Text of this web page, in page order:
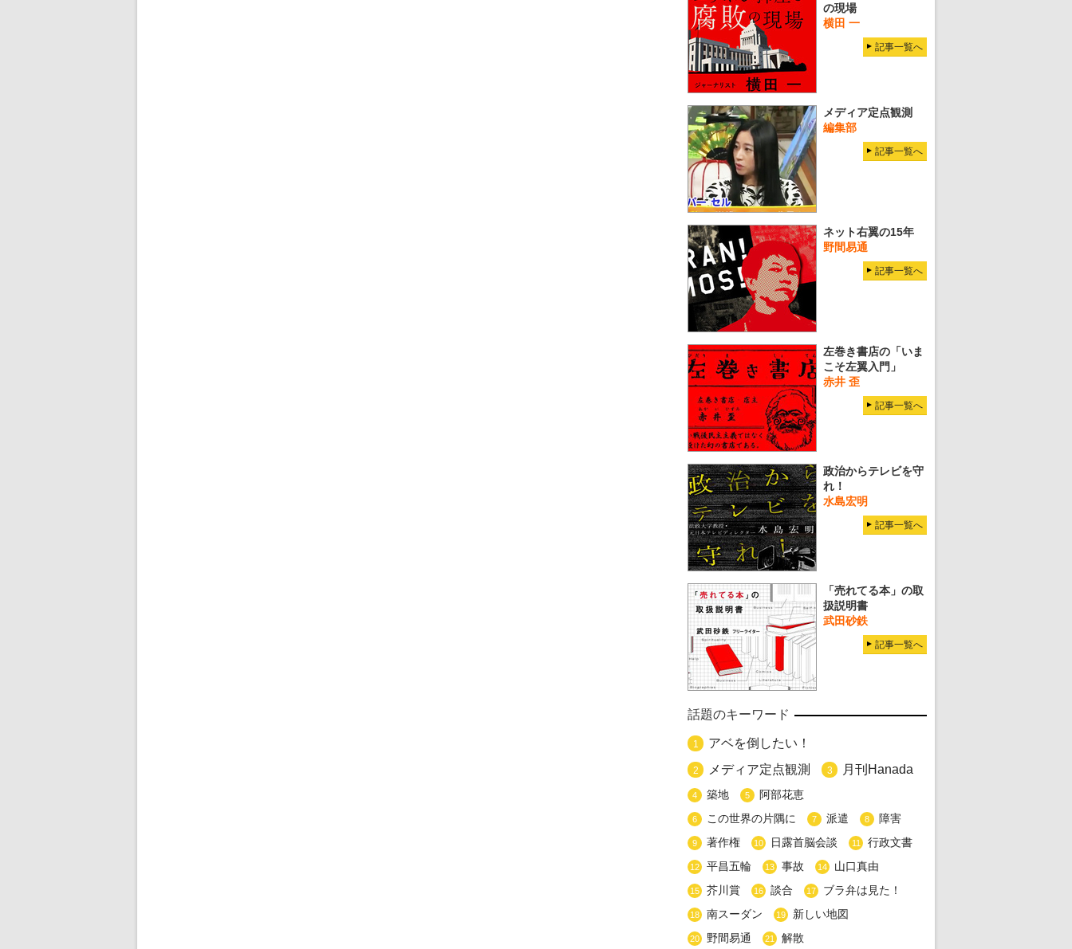
の現場
横田 一
記事一覧へ
メディア定点観測
編集部
記事一覧へ
ネット右翼の15年
野間易通
記事一覧へ
左巻き書店の「いま
こそ左翼入門」
赤井 歪
記事一覧へ
政治からテレビを守
れ！
水島宏明
記事一覧へ
「売れてる本」の取
扱説明書
武田砂鉄
記事一覧へ
話題のキーワード
1 アベを倒したい！
2 メディア定点観測 3 月刊Hanada
4 築地 5 阿部花恵
6 この世界の片隅に 7 派遣 8 障害
9 著作権 10 日露首脳会談 11 行政文書
12 平昌五輪 13 事故 14 山口真由
15 芥川賞 16 談合 17 ブラ弁は見た！
18 南スーダン 19 新しい地図
20 野間易通 21 解散